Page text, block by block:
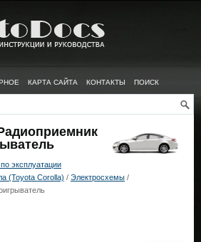
КАРТА САЙТА КОНТАКТЫ ПОИСК
эксплуатации
(Toyota Corolla) / Электросхемы /